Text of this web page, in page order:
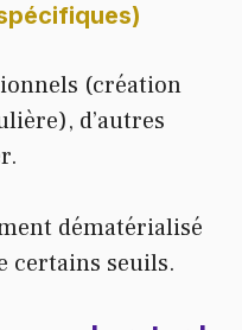
(création
d’autres
dématérialisé
certains seuils.